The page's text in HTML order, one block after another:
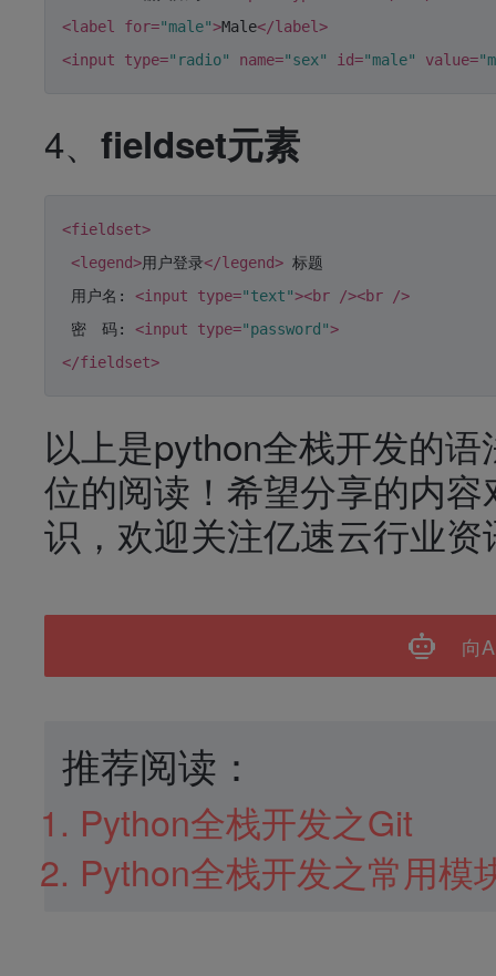
<label for="male">Male</label>
<input type="radio" name="sex" id="male" value=
4、 fieldset元素
<fieldset>
<legend>用户登录</legend> 标题
用户名: <input type="text"><br /><br />
密　码: <input type="password">
</fieldset>
以上是python全栈开发的
位的阅读！希望分享的内
识，欢迎关注亿速云行业资
向
推荐阅读：
Python全栈开发之Git
Python全栈开发之常用模